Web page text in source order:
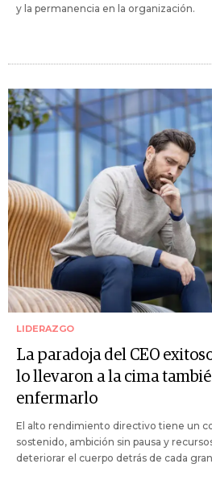
y la permanencia en la organización.
LIDERAZGO
La paradoja del CEO
lo llevaron a la cima
enfermarlo
El alto rendimiento directivo tiene un
sostenido, ambición sin pausa y
deteriorar el cuerpo detrás de cada